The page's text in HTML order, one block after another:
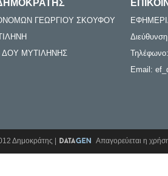
ΓΕΩΡΓΙΟΥ ΣΚΟΥΦΟΥ
ΔΟΥ ΜΥΤΙΛΗΝΗΣ
Email:
Δημοκράτης | Απαγορεύεται η